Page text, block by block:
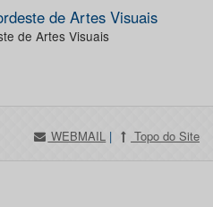
de Artes Visuais
de Artes Visuais
WEBMAIL | Topo do Site